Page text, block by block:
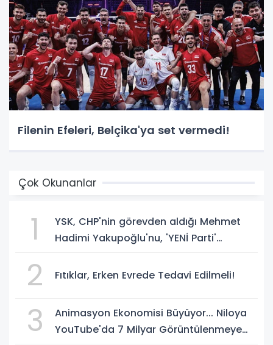
Filenin Efeleri, Belçika'ya set vermedi!
Çok Okunanlar
1
YSK, CHP'nin görevden aldığı Mehmet
Hadimi Yakupoğlu'nu, 'YENİ Parti'
2 Fıtıklar, Erken Evrede Tedavi Edilmeli!
3
Animasyon Ekonomisi Büyüyor... Niloya
YouTube'da 7 Milyar Görüntülenmeye